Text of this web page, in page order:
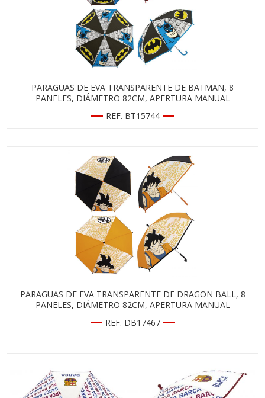
PARAGUAS DE EVA TRANSPARENTE DE BATMAN, 8
PANELES, DIÁMETRO 82CM, APERTURA MANUAL
REF. BT15744
PARAGUAS DE EVA TRANSPARENTE DE DRAGON BALL, 8
PANELES, DIÁMETRO 82CM, APERTURA MANUAL
REF. DB17467